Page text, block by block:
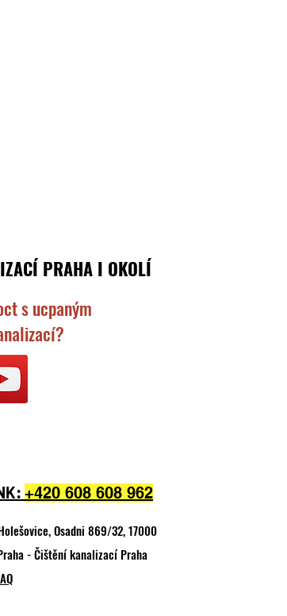
PRAHA I OKOLÍ
s ucpaným
+420 608 608 962
Osadni 869/32, 17000
- Čištění kanalizací Praha